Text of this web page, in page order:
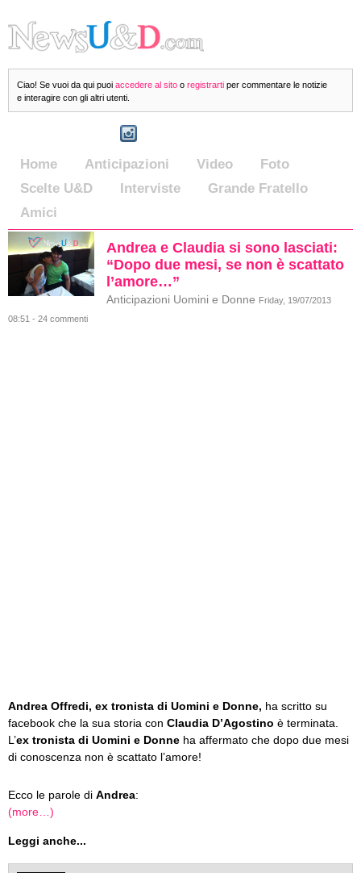
Ciao! Se vuoi da qui puoi accedere al sito o registrarti per commentare le notizie
e interagire con gli altri utenti.
Home Anticipazioni Video
Foto
Scelte U&D
Interviste
Grande Fratello
Amici
Andrea e Claudia si sono lasciati:
“Dopo due mesi, se non è scattato
l’amore…”
Anticipazioni Uomini e Donne Friday, 19/07/2013
08:51 - 24 commenti
Andrea Offredi, ex tronista di Uomini e Donne, ha scritto su
facebook che la sua storia con Claudia D’Agostino è terminata.
L’ex tronista di Uomini e Donne ha affermato che dopo due mesi
di conoscenza non è scattato l’amore!
Ecco le parole di Andrea:
(more…)
Leggi anche...